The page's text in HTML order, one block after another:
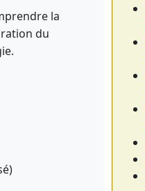
la
du